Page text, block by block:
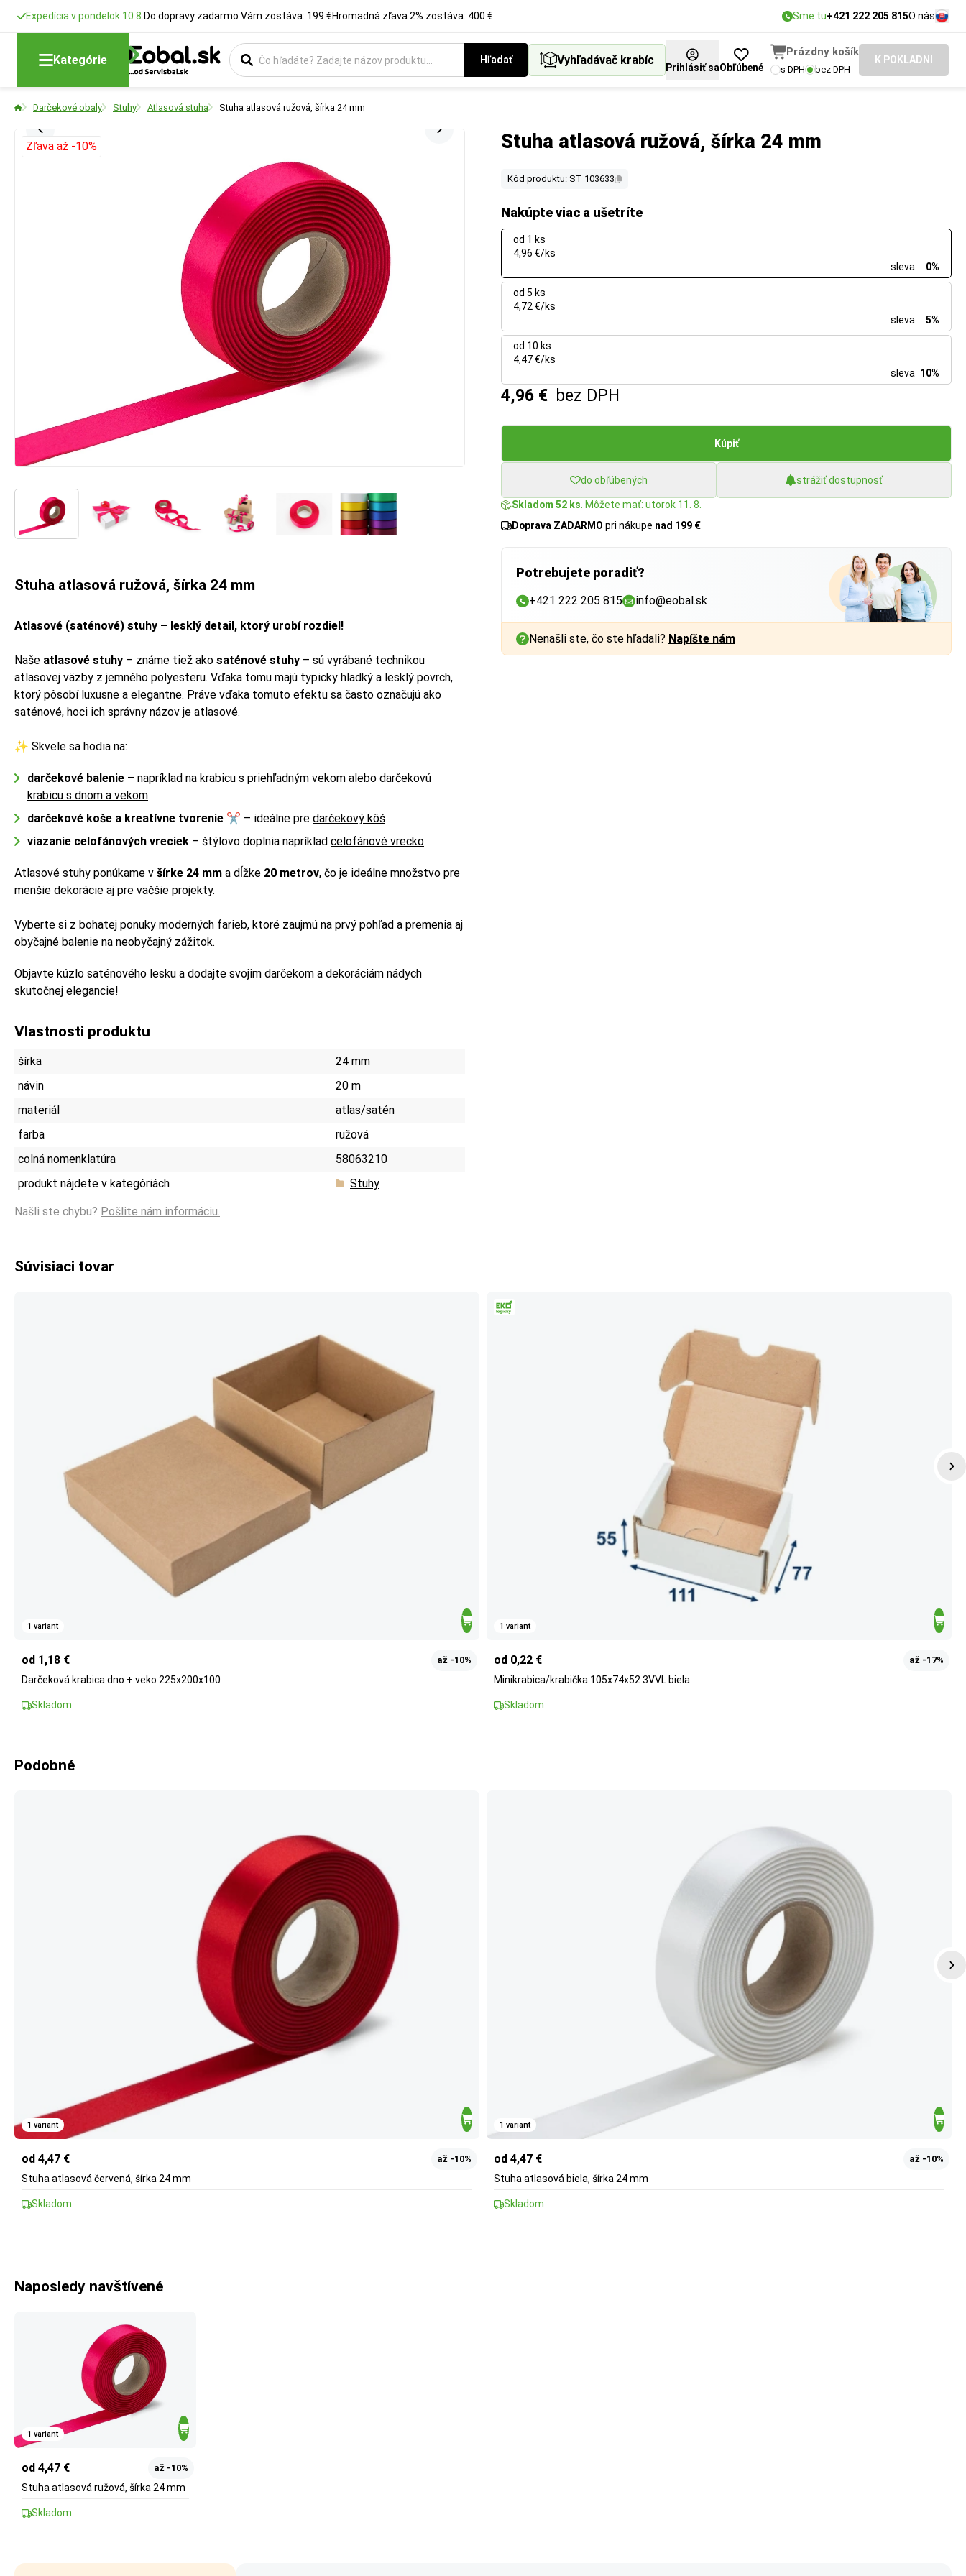
Expedícia v pondelok 10.8. Do dopravy zadarmo Vám zostáva: 199 €Hromadná zľava 2% zostáva: 400 € Sme tu+421 222 205 815O nás
Kategórie Hľadať Vyhľadávač krabíc
Prihlásiť saObľúbené
Prázdny košík
s DPH bez DPH
K POKLADNI
Darčekové obaly Stuhy Atlasová stuha Stuha atlasová ružová, šírka 24 mm
Stuha atlasová ružová, šírka 24 mm
Kód produktu: ST 103633
Nakúpte viac a ušetríte
od 1 ks
4,96 €/ks
sleva
0%
od 5 ks
4,72 €/ks
sleva
5%
od 10 ks
4,47 €/ks
sleva 10%
4,96 € bez DPH
Kúpiť
do obľúbených strážiť dostupnosť
Skladom 52 ks . Môžete mať: utorok 11. 8.
Doprava ZADARMO pri nákupe nad 199 €
Potrebujete poradiť?
+421 222 205 815 info@eobal.sk
Nenašli ste, čo ste hľadali? Napíšte nám
Zľava až -10%
Stuha atlasová ružová, šírka 24 mm
Atlasové (saténové) stuhy – lesklý detail, ktorý urobí rozdiel!
Naše atlasové stuhy – známe tiež ako saténové stuhy – sú vyrábané technikou
atlasovej väzby z jemného polyesteru. Vďaka tomu majú typicky hladký a lesklý povrch,
ktorý pôsobí luxusne a elegantne. Práve vďaka tomuto efektu sa často označujú ako
saténové, hoci ich správny názov je atlasové.
✨ Skvele sa hodia na:
darčekové balenie – napríklad na krabicu s priehľadným vekom alebo darčekovú
krabicu s dnom a vekom
darčekové koše a kreatívne tvorenie ✂️ – ideálne pre darčekový kôš
viazanie celofánových vreciek – štýlovo doplnia napríklad celofánové vrecko
Atlasové stuhy ponúkame v šírke 24 mm a dĺžke 20 metrov, čo je ideálne množstvo pre
menšie dekorácie aj pre väčšie projekty.
Vyberte si z bohatej ponuky moderných farieb, ktoré zaujmú na prvý pohľad a premenia aj
obyčajné balenie na neobyčajný zážitok.
Objavte kúzlo saténového lesku a dodajte svojim darčekom a dekoráciám nádych
skutočnej elegancie!
Vlastnosti produktu
šírka
24 mm
návin
20 m
materiál
atlas/satén
farba
ružová
colná nomenklatúra
58063210
produkt nájdete v kategóriách
Stuhy
Našli ste chybu? Pošlite nám informáciu.
Súvisiaci tovar
1 variant
od 1,18 € až -10%
Darčeková krabica dno + veko 225x200x100
Skladom
1 variant
od 0,22 € až -17%
Minikrabica/krabička 105x74x52 3VVL biela
Skladom
Podobné
1 variant
od 4,47 € až -10%
Stuha atlasová červená, šírka 24 mm
Skladom
1 variant
od 4,47 € až -10%
Stuha atlasová biela, šírka 24 mm
Skladom
Naposledy navštívené
1 variant
od 4,47 € až -10%
Stuha atlasová ružová, šírka 24 mm
Skladom